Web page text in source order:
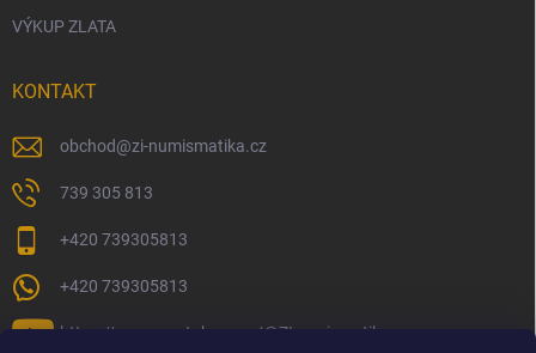
VÝKUP ZLATA
KONTAKT
obchod@zi-numismatika.cz
739 305 813
+420 739305813
+420 739305813
https://www.youtube.com/@ZInumismatika